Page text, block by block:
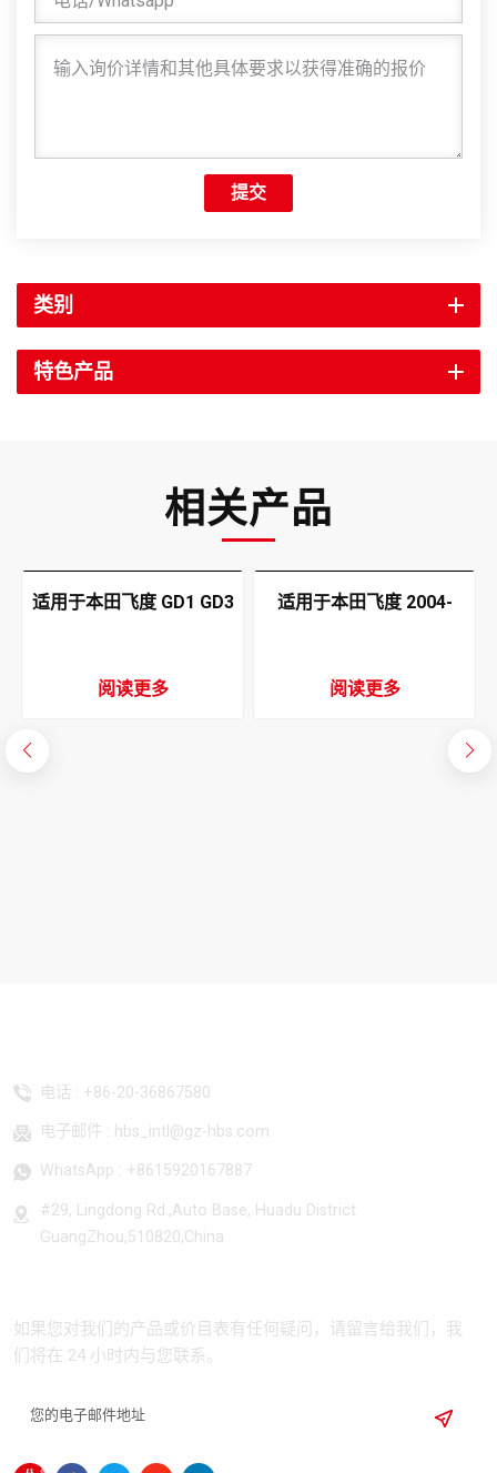
提交
类别
特色产品
相关产品
适用于本田飞度 GD1 GD3
阅读更多
适用于本田飞度 2004-
阅读更多
电话 : +86-20-36867580
电子邮件 : hbs_intl@gz-hbs.com
WhatsApp : +8615920167887
#29, Lingdong Rd.,Auto Base, Huadu District
GuangZhou,510820,China
如果您对我们的产品或价目表有任何疑问，请留言给我们，我
们将在 24 小时内与您联系。